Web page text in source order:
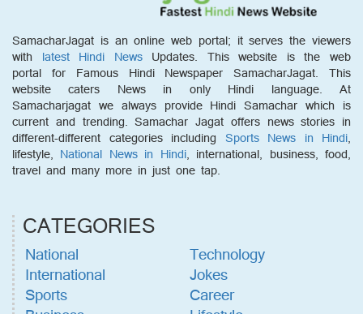
SamacharJagat is an online web portal; it serves the viewers
with latest Hindi NewsUpdates. This website is the web
portal for Famous Hindi Newspaper SamacharJagat. This
website caters News in only Hindi language. At
Samacharjagat we always provide Hindi Samachar which is
current and trending. Samachar Jagat offers news stories in
different-different categories including Sports News in Hindi,
lifestyle, National News in Hindi, international, business, food,
travel and many more in just one tap.
CATEGORIES
National
International
Sports
Technology
Jokes
Career